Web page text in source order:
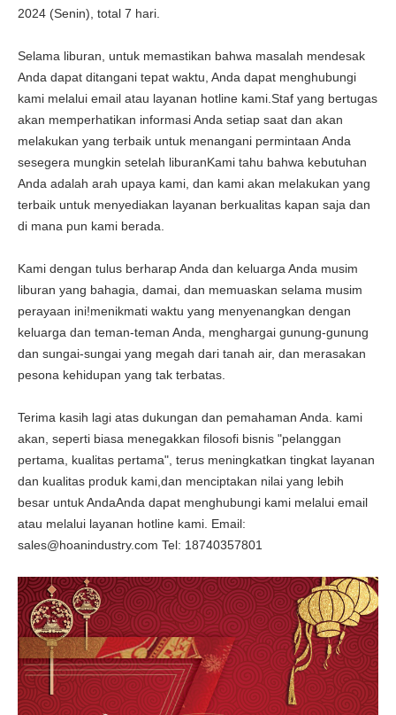
2024 (Senin), total 7 hari.
Selama liburan, untuk memastikan bahwa masalah mendesak
Anda dapat ditangani tepat waktu, Anda dapat menghubungi
kami melalui email atau layanan hotline kami.Staf yang bertugas
akan memperhatikan informasi Anda setiap saat dan akan
melakukan yang terbaik untuk menangani permintaan Anda
sesegera mungkin setelah liburanKami tahu bahwa kebutuhan
Anda adalah arah upaya kami, dan kami akan melakukan yang
terbaik untuk menyediakan layanan berkualitas kapan saja dan
di mana pun kami berada.
Kami dengan tulus berharap Anda dan keluarga Anda musim
liburan yang bahagia, damai, dan memuaskan selama musim
perayaan ini!menikmati waktu yang menyenangkan dengan
keluarga dan teman-teman Anda, menghargai gunung-gunung
dan sungai-sungai yang megah dari tanah air, dan merasakan
pesona kehidupan yang tak terbatas.
Terima kasih lagi atas dukungan dan pemahaman Anda. kami
akan, seperti biasa menegakkan filosofi bisnis "pelanggan
pertama, kualitas pertama", terus meningkatkan tingkat layanan
dan kualitas produk kami,dan menciptakan nilai yang lebih
besar untuk AndaAnda dapat menghubungi kami melalui email
atau melalui layanan hotline kami. Email:
sales@hoanindustry.com Tel: 18740357801